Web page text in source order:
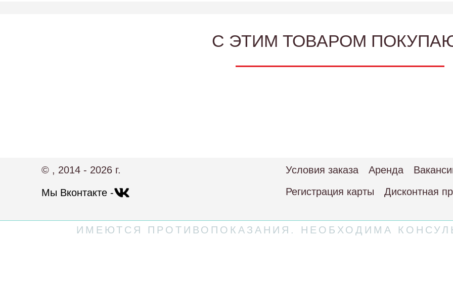
C ЭТИМ ТОВАРОМ
© , 2014 - 2026 г.
Мы Вконтакте -
Условия заказа Аренда
Регистрация карты
Дисконтная
ИМЕЮТСЯ ПРОТИВОПОКАЗАНИЯ. НЕОБХОДИМА